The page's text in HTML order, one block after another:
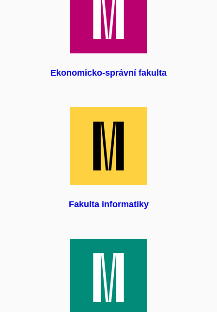
Ekonomicko-správní fakulta
Fakulta informatiky